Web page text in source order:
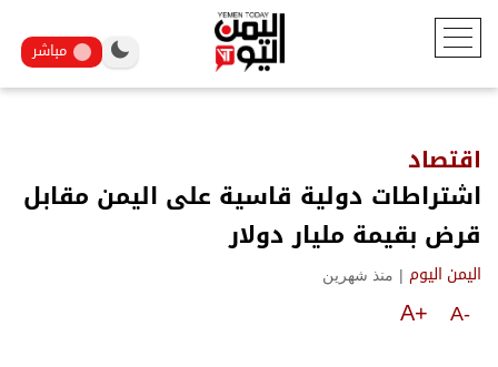
مباشر
اقتصاد
اشتراطات دولية قاسية على اليمن مقابل
قرض بقيمة مليار دولار
اليمن اليوم | منذ شهرين
A-
A+